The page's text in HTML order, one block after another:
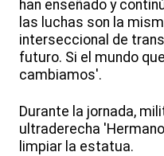
han enseñado y
las luchas son la
interseccional de
futuro. Si el mundo
cambiamos'.
Durante la jornada,
ultraderecha
limpiar la estatua.